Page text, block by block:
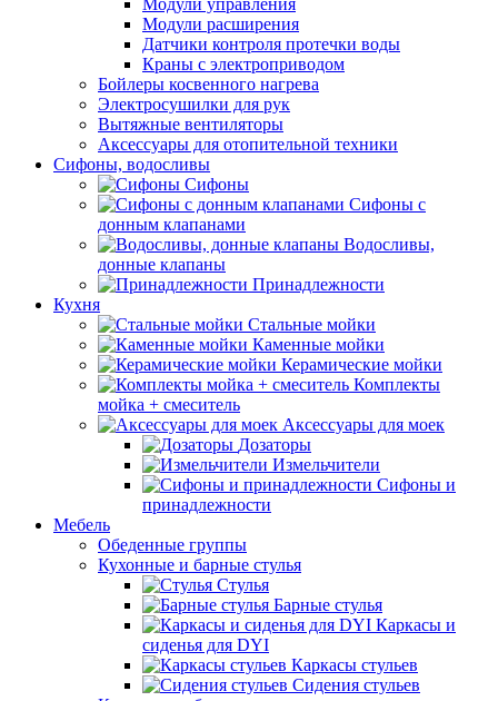
Модули управления
Модули расширения
Датчики контроля протечки воды
Краны с электроприводом
Бойлеры косвенного нагрева
Электросушилки для рук
Вытяжные вентиляторы
Аксессуары для отопительной техники
Сифоны, водосливы
Сифоны
Сифоны с
донным клапанами
Водосливы,
донные клапаны
Принадлежности
Кухня
Стальные мойки
Каменные мойки
Керамические мойки
Комплекты
мойка + смеситель
Аксессуары для моек
Дозаторы
Измельчители
Сифоны и
принадлежности
Мебель
Обеденные группы
Кухонные и барные стулья
Стулья
Барные стулья
Каркасы и
сиденья для DYI
Каркасы стульев
Сидения стульев